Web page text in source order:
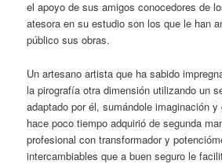
el apoyo de sus amigos conocedores de
atesora en su estudio son los que le han
público sus obras.
Un artesano artista que ha sabido
la pirografía otra dimensión utilizando un
adaptado por él, sumándole imaginación
hace poco tiempo adquirió de segunda
profesional con transformador y
intercambiables que a buen seguro le